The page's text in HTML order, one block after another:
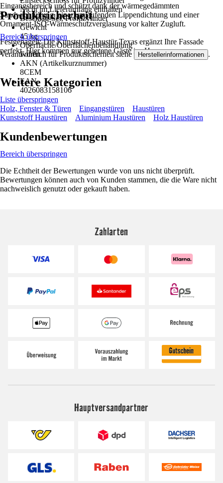
Nicht im Lieferumfang enthalten
Beschlag-Set, Profilzylinder
Gewicht
45 kg
Oberfläche/Oberflächenbehandlung
Foliert
AKN (Artikelkurznummer)
8CEM
EAN
4026083158106
Eingangsbereich und schützt dank der wärmegedämmten
Sandwichfüllung, einer umlaufenden Lippendichtung und einer
Ornament-ISO-Wärmeschutzverglasung vor kalter Zugluft.
Festgenagelt: Die Kunststoff-Haustür Texas ergänzt Ihre Fassade
perfekt. Hier kommen nur gebetene Gäste ins Haus.
Produktsicherheit
Bereich überspringen
Verantwortlich für Produktsicherheit siehe Herstellerinformationen .
Weitere Kategorien
Liste überspringen
Holz, Fenster & Türen
Eingangstüren
Haustüren
Kunststoff Haustüren
Aluminium Haustüren Holz Haustüren
Kundenbewertungen
Bereich überspringen
Die Echtheit der Bewertungen wurde von uns nicht überprüft.
Bewertungen können auch von Kunden stammen, die die Ware nicht
nachweislich genutzt oder gekauft haben.
Zahlarten
Hauptversandpartner